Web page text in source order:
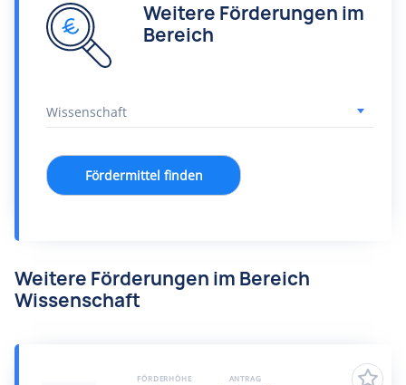
Weitere Förderungen im
Bereich
Fördermittel finden
Weitere Förderungen im Bereich
Wissenschaft
FÖRDERHÖHE ANTRAG